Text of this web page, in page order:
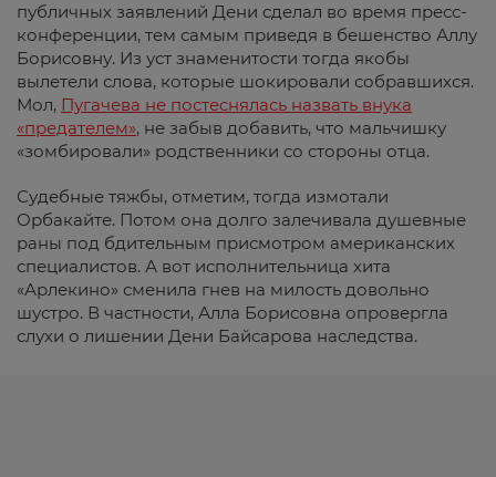
публичных заявлений Дени сделал во время пресс-
конференции, тем самым приведя в бешенство Аллу
Борисовну. Из уст знаменитости тогда якобы
вылетели слова, которые шокировали собравшихся.
Мол, Пугачева не постеснялась назвать внука
«предателем», не забыв добавить, что мальчишку
«зомбировали» родственники со стороны отца.
Судебные тяжбы, отметим, тогда измотали
Орбакайте. Потом она долго залечивала душевные
раны под бдительным присмотром американских
специалистов. А вот исполнительница хита
«Арлекино» сменила гнев на милость довольно
шустро. В частности, Алла Борисовна опровергла
слухи о лишении Дени Байсарова наследства.